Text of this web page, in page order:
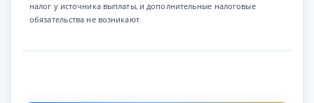
налог у источника выплаты, и дополнительные налоговые
обязательства не возникают.